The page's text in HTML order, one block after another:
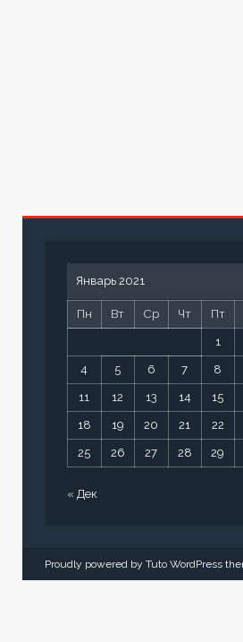
Январь 2021
Пн Вт Ср Чт Пт
1
4 5 6 7 8
11 12 13 14 15
18 19 20 21 22
25 26 27 28 29
« Дек
Proudly powered by Tuto WordPress